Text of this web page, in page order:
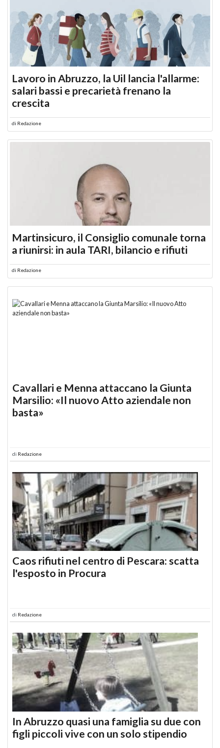
Lavoro in Abruzzo, la Uil lancia l'allarme:
salari bassi e precarietà frenano la
crescita
di Redazione
Martinsicuro, il Consiglio comunale torna
a riunirsi: in aula TARI, bilancio e rifiuti
di Redazione
Cavallari e Menna attaccano la Giunta
Marsilio: «Il nuovo Atto aziendale non
basta»
di Redazione
Caos rifiuti nel centro di Pescara: scatta
l'esposto in Procura
di Redazione
In Abruzzo quasi una famiglia su due con
figli piccoli vive con un solo stipendio